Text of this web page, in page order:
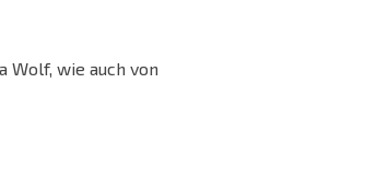
Wolf, wie auch von